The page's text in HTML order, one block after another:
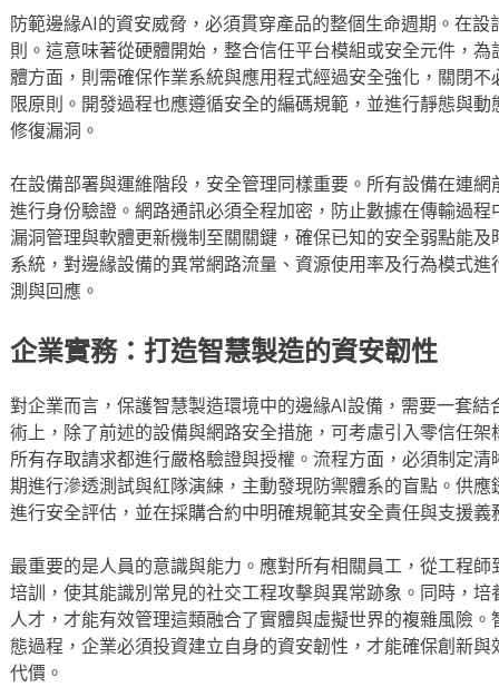
防範邊緣AI的資安威脅，必須貫穿產品的整個生命週期。在
則。這意味著從硬體開始，整合信任平台模組或安全元件，
體方面，則需確保作業系統與應用程式經過安全強化，關閉
限原則。開發過程也應遵循安全的編碼規範，並進行靜態與
修復漏洞。
在設備部署與運維階段，安全管理同樣重要。所有設備在連
進行身份驗證。網路通訊必須全程加密，防止數據在傳輸過
漏洞管理與軟體更新機制至關關鍵，確保已知的安全弱點能
系統，對邊緣設備的異常網路流量、資源使用率及行為模式
測與回應。
企業實務：打造智慧製造的資安韌性
對企業而言，保護智慧製造環境中的邊緣AI設備，需要一套
術上，除了前述的設備與網路安全措施，可考慮引入零信任
所有存取請求都進行嚴格驗證與授權。流程方面，必須制定
期進行滲透測試與紅隊演練，主動發現防禦體系的盲點。供
進行安全評估，並在採購合約中明確規範其安全責任與支援義
最重要的是人員的意識與能力。應對所有相關員工，從工程
培訓，使其能識別常見的社交工程攻擊與異常跡象。同時，
人才，才能有效管理這類融合了實體與虛擬世界的複雜風險
態過程，企業必須投資建立自身的資安韌性，才能確保創新
代價。